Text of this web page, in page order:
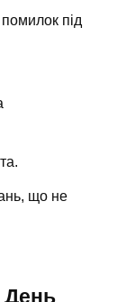
під
що не
День